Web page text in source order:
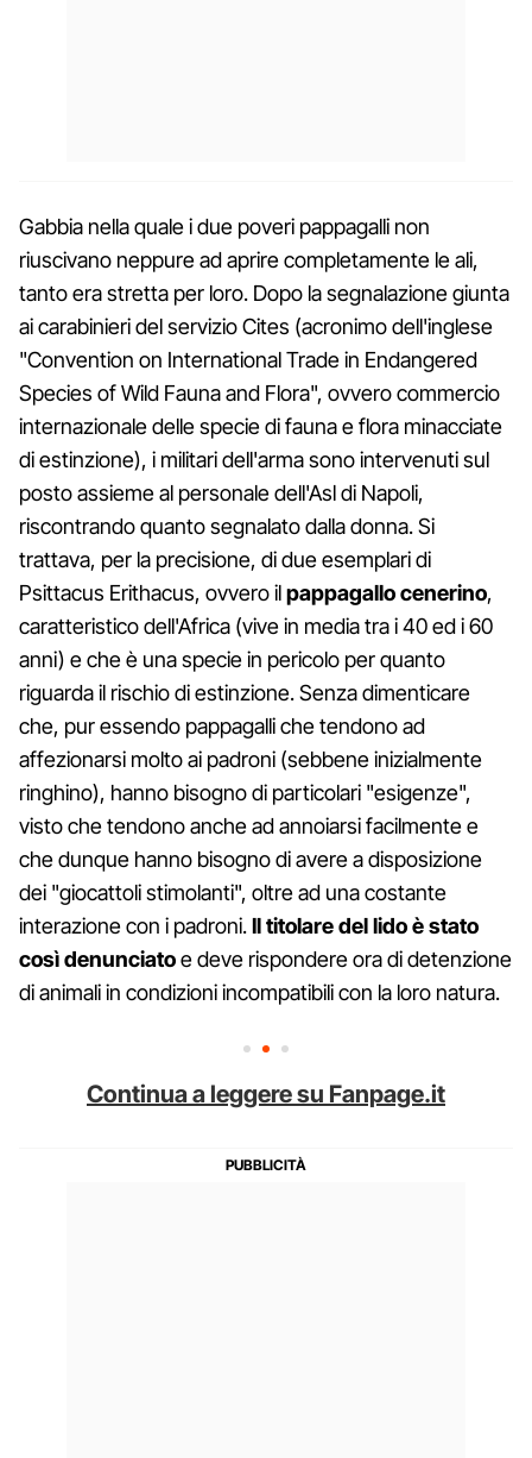
Gabbia nella quale i due poveri pappagalli non
riuscivano neppure ad aprire completamente le ali,
tanto era stretta per loro. Dopo la segnalazione giunta
ai carabinieri del servizio Cites (acronimo dell'inglese
"Convention on International Trade in Endangered
Species of Wild Fauna and Flora", ovvero commercio
internazionale delle specie di fauna e flora minacciate
di estinzione), i militari dell'arma sono intervenuti sul
posto assieme al personale dell'Asl di Napoli,
riscontrando quanto segnalato dalla donna. Si
trattava, per la precisione, di due esemplari di
Psittacus Erithacus, ovvero ilpappagallo cenerino,
caratteristico dell'Africa (vive in media tra i 40 ed i 60
anni) e che è una specie in pericolo per quanto
riguarda il rischio di estinzione. Senza dimenticare
che, pur essendo pappagalli che tendono ad
affezionarsi molto ai padroni (sebbene inizialmente
ringhino), hanno bisogno di particolari "esigenze",
visto che tendono anche ad annoiarsi facilmente e
che dunque hanno bisogno di avere a disposizione
dei "giocattoli stimolanti", oltre ad una costante
interazione con i padroni.Il titolare del lido è stato
così denunciatoe deve rispondere ora di detenzione
di animali in condizioni incompatibili con la loro natura.
Continua a leggere su Fanpage.it